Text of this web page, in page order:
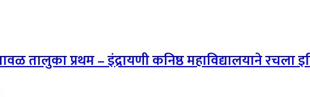
तालुका प्रथम – इंद्रायणी कनिष्ठ महाविद्यालयाने रचला